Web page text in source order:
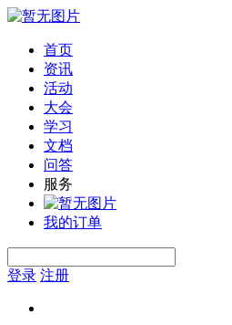
首页
资讯
活动
大会
学习
文档
问答
服务
我的订单
登录 注册